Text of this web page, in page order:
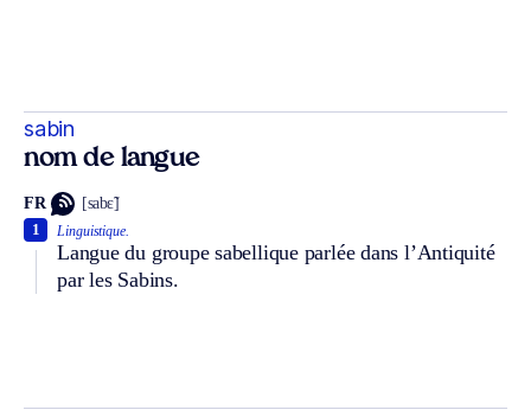
sabin
nom de langue
FR [sabɛ̃]
Linguistique.
Langue du groupe sabellique parlée dans l’Antiquité
par les Sabins.
1